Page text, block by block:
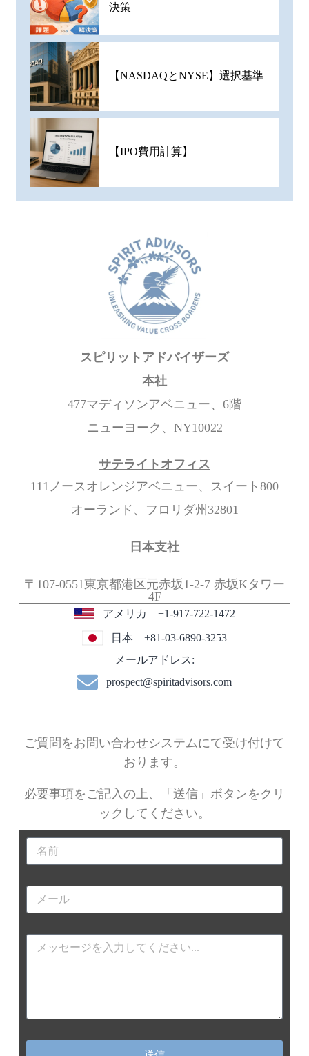
決策
【NASDAQとNYSE】選択基準
【IPO費用計算】
スピリットアドバイザーズ
本社
477マディソンアベニュー、6階
ニューヨーク、NY10022
サテライトオフィス
111ノースオレンジアベニュー、スイート800
オーランド、フロリダ州32801
日本支社
〒107-0551東京都港区元赤坂1-2-7 赤坂Kタワー
4F
アメリカ +1-917-722-1472
日本 +81-03-6890-3253
メールアドレス:
prospect@spiritadvisors.com
ご質問をお問い合わせシステムにて受け付けて
おります。
必要事項をご記入の上、「送信」ボタンをクリ
ックしてください。